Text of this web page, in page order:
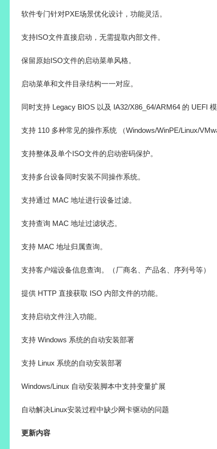
软件专门针对PXE场景优化设计，功能灵活。
支持ISO文件直接启动，无需提取内部文件。
保留原始ISO文件的启动菜单风格。
启动菜单和文件目录结构一一对应。
同时支持 Legacy BIOS 以及 IA32/X86_64/ARM64 的 UEFI
支持 110 多种常见的操作系统 （Windows/WinPE/Linux/
支持整体及单个ISO文件的启动密码保护。
支持多台设备同时安装不同操作系统。
支持通过 MAC 地址进行设备过滤。
支持查询 MAC 地址过滤状态。
支持 MAC 地址归属查询。
支持客户端设备信息查询。（厂商名、产品名、序列号等）
提供 HTTP 直接获取 ISO 内部文件的功能。
支持启动文件注入功能。
支持 Windows 系统的自动安装部署
支持 Linux 系统的自动安装部署
Windows/Linux 自动安装脚本中支持变量扩展
自动解决Linux安装过程中缺少网卡驱动的问题
更新内容